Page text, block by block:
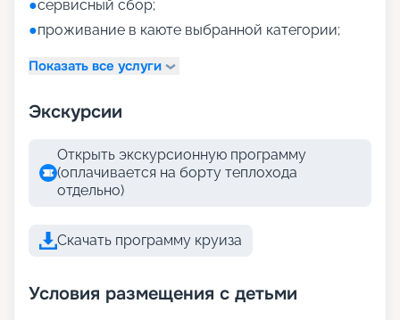
●сервисный сбор;
●проживание в каюте выбранной категории;
Показать все услуги
Экскурсии
Открыть экскурсионную программу
(оплачивается на борту теплохода
отдельно)
Скачать программу круиза
Условия размещения с детьми